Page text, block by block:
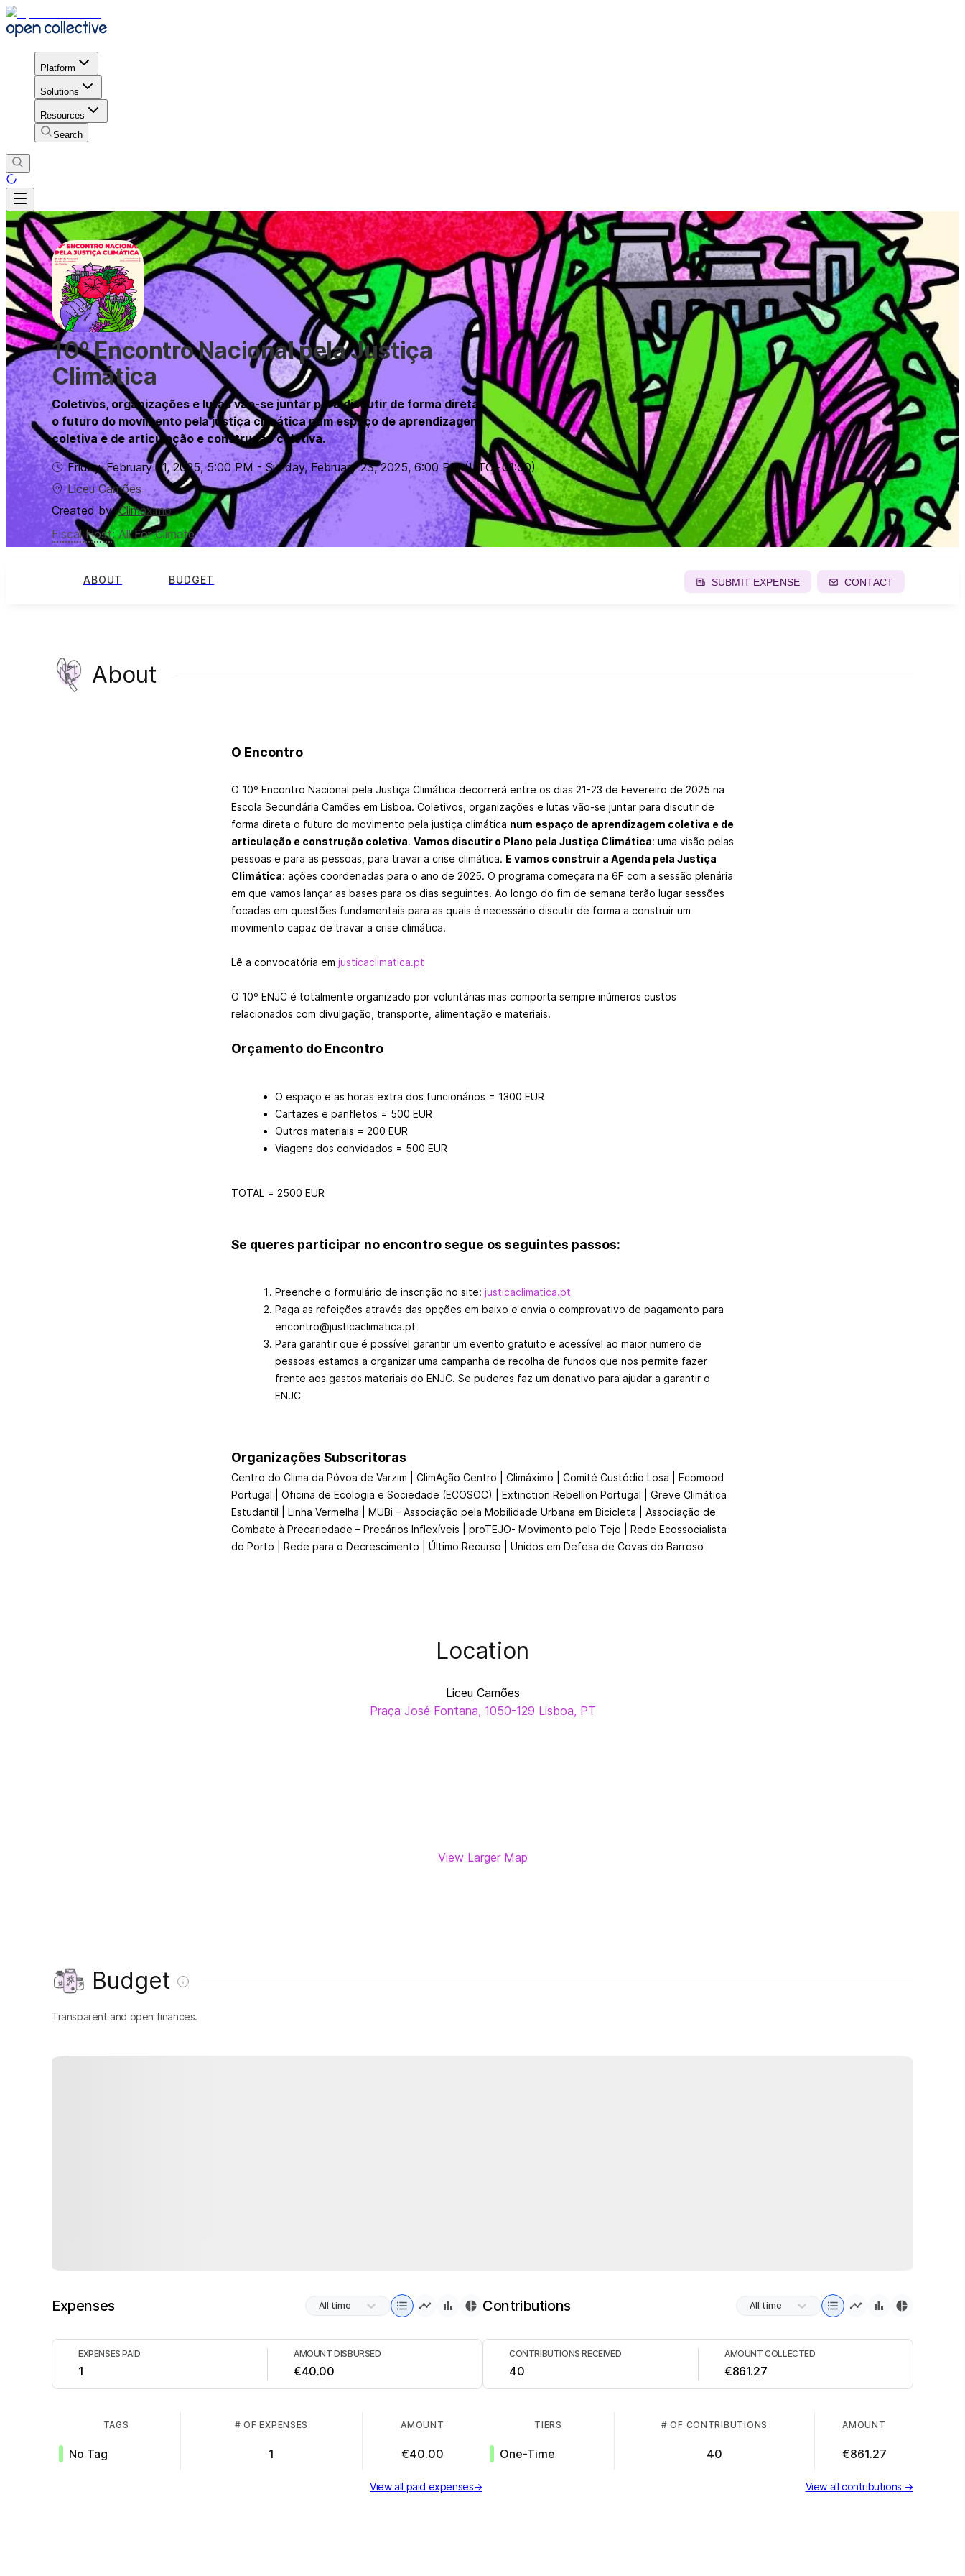
Platform
Solutions
Resources
Search
10º Encontro Nacional pela Justiça
Climática
Coletivos, organizações e lutas vão-se juntar para discutir de forma direta
o futuro do movimento pela justiça climática num espaço de aprendizagem
coletiva e de articulação e construção coletiva.
Friday, February 21, 2025,5:00 PM - Sunday, February 23, 2025, 6:00 PM (UTC+01:00)
Liceu Camões
Created by:Climáximo
Fiscal Host:All For Climate
ABOUT BUDGET SUBMIT EXPENSE CONTACT
About
O Encontro
O 10º Encontro Nacional pela Justiça Climática decorrerá entre os dias 21-23 de Fevereiro de 2025 na
Escola Secundária Camões em Lisboa. Coletivos, organizações e lutas vão-se juntar para discutir de
forma direta o futuro do movimento pela justiça climática num espaço de aprendizagem coletiva e de
articulação e construção coletiva. Vamos discutir o Plano pela Justiça Climática: uma visão pelas
pessoas e para as pessoas, para travar a crise climática. E vamos construir a Agenda pela Justiça
Climática: ações coordenadas para o ano de 2025. O programa começara na 6F com a sessão plenária
em que vamos lançar as bases para os dias seguintes. Ao longo do fim de semana terão lugar sessões
focadas em questões fundamentais para as quais é necessário discutir de forma a construir um
movimento capaz de travar a crise climática.
Lê a convocatória em justicaclimatica.pt
O 10º ENJC é totalmente organizado por voluntárias mas comporta sempre inúmeros custos
relacionados com divulgação, transporte, alimentação e materiais.
Orçamento do Encontro
O espaço e as horas extra dos funcionários = 1300 EUR
Cartazes e panfletos = 500 EUR
Outros materiais = 200 EUR
Viagens dos convidados = 500 EUR
TOTAL = 2500 EUR
Se queres participar no encontro segue os seguintes passos:
Preenche o formulário de inscrição no site: justicaclimatica.pt
Paga as refeições através das opções em baixo e envia o comprovativo de pagamento para
encontro@justicaclimatica.pt
Para garantir que é possível garantir um evento gratuito e acessível ao maior numero de
pessoas estamos a organizar uma campanha de recolha de fundos que nos permite fazer
frente aos gastos materiais do ENJC. Se puderes faz um donativo para ajudar a garantir o
ENJC
Organizações Subscritoras
Centro do Clima da Póvoa de Varzim | ClimAção Centro | Climáximo | Comité Custódio Losa | Ecomood
Portugal | Oficina de Ecologia e Sociedade (ECOSOC) | Extinction Rebellion Portugal | Greve Climática
Estudantil | Linha Vermelha | MUBi – Associação pela Mobilidade Urbana em Bicicleta | Associação de
Combate à Precariedade – Precários Inflexíveis | proTEJO- Movimento pelo Tejo | Rede Ecossocialista
do Porto | Rede para o Decrescimento | Último Recurso | Unidos em Defesa de Covas do Barroso
Location
Liceu Camões
Praça José Fontana, 1050-129 Lisboa, PT
View Larger Map
Budget
Transparent and open finances.
Expenses All time
EXPENSES PAID
1
AMOUNT DISBURSED
€40.00
TAGS # OF EXPENSES AMOUNT
No Tag 1 €40.00
View all paid expenses→
Contributions All time
CONTRIBUTIONS RECEIVED
40
AMOUNT COLLECTED
€861.27
TIERS # OF CONTRIBUTIONS AMOUNT
One-Time 40 €861.27
View all contributions →